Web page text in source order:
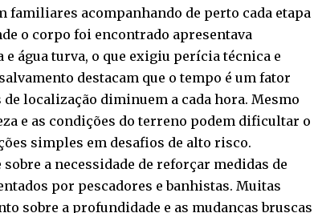
familiares acompanhando de perto cada etapa
o corpo foi encontrado apresentava
água turva, o que exigiu perícia técnica e
destacam que o tempo é um fator
localização diminuem a cada hora. Mesmo
e as condições do terreno podem dificultar o
simples em desafios de alto risco.
a necessidade de reforçar medidas de
por pescadores e banhistas. Muitas
sobre a profundidade e as mudanças bruscas